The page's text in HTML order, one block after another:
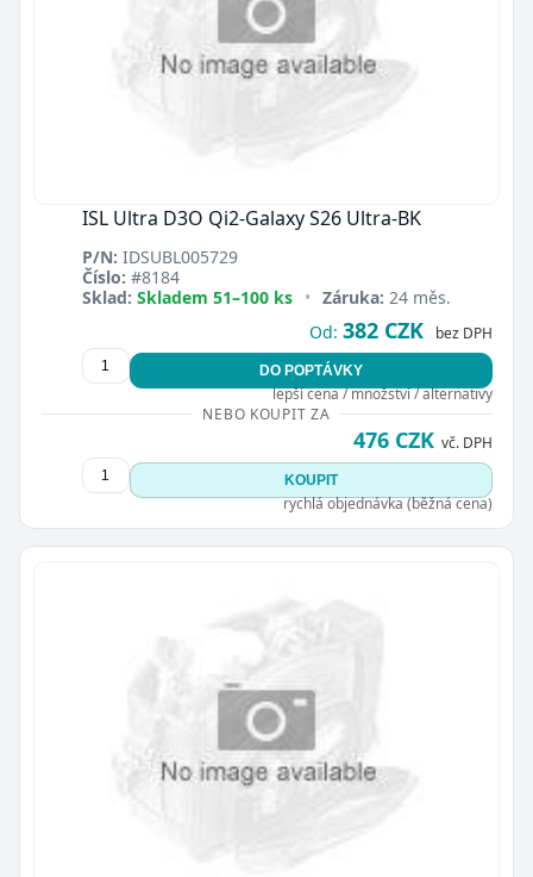
ISL Ultra D3O Qi2-Galaxy S26 Ultra-BK
P/N: IDSUBL005729
Číslo: #8184
Sklad: Skladem 51–100 ks • Záruka: 24 měs.
Od: 382 CZK bez DPH
DO POPTÁVKY
lepší cena / množství / alternativy
NEBO KOUPIT ZA
476 CZK vč. DPH
KOUPIT
rychlá objednávka (běžná cena)